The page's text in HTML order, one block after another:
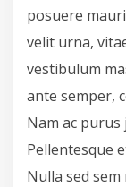
posuere
velit urna,
vestibulum
ante semper,
Nam ac
Pellentesque
Nulla sed